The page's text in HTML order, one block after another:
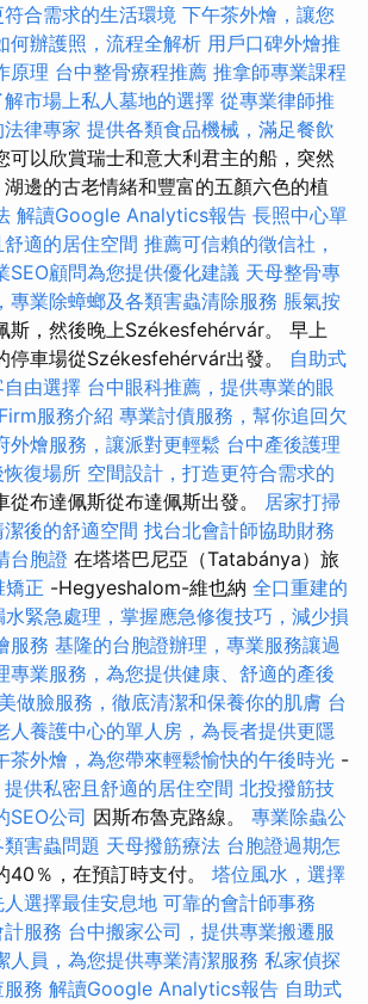
合需求的生活環境 下午茶外燴，讓您
何辦護照，流程全解析 用戶口碑外燴推
原理 台中整骨療程推薦 推拿師專業課程
市場上私人墓地的選擇 從專業律師推
律專家 提供各類食品機械，滿足餐飲
可以欣賞瑞士和意大利君主的船，突然
邊的古老情緒和豐富的五顏六色的植
解讀Google Analytics報告 長照中心單
適的居住空間 推薦可信賴的徵信社，
SEO顧問為您提供優化建議 天母整骨專
專業除蟑螂及各類害蟲清除服務 脹氣按
斯，然後晚上Székesfehérvár。 早上
停車場從Székesfehérvár出發。 自助式
由選擇 台中眼科推薦，提供專業的眼
服務介紹 專業討債服務，幫你追回欠
外燴服務，讓派對更輕鬆 台中產後護理
復場所 空間設計，打造更符合需求的
從布達佩斯從布達佩斯出發。 居家打掃
後的舒適空間 找台北會計師協助財務
台胞證 在塔塔巴尼亞（Tatabánya）旅
矯正 -Hegyeshalom-維也納 全口重建的
水緊急處理，掌握應急修復技巧，減少損
服務 基隆的台胞證辦理，專業服務讓過
專業服務，為您提供健康、舒適的產後
做臉服務，徹底清潔和保養你的肌膚 台
人養護中心的單人房，為長者提供更隱
茶外燴，為您帶來輕鬆愉快的午後時光 -
供私密且舒適的居住空間 北投撥筋技
SEO公司 因斯布魯克路線。 專業除蟲公
害蟲問題 天母撥筋療法 台胞證過期怎
40％，在預訂時支付。 塔位風水，選擇
選擇最佳安息地 可靠的會計師事務
服務 台中搬家公司，提供專業搬遷服
人員，為您提供專業清潔服務 私家偵探
務 解讀Google Analytics報告 自助式